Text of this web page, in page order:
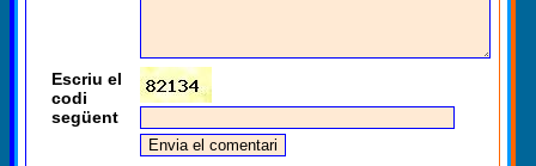
Escriu el
codi
següent